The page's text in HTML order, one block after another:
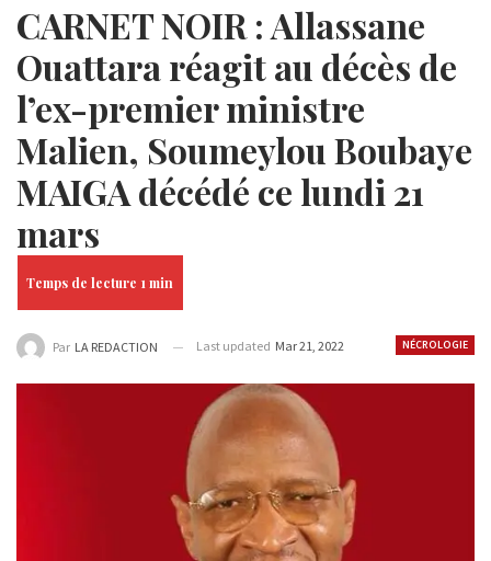
CARNET NOIR : Allassane
Ouattara réagit au décès de
l’ex-premier ministre
Malien, Soumeylou Boubaye
MAIGA décédé ce lundi 21
mars
NÉCROLOGIE
Par LA REDACTION Last updated Mar 21, 2022